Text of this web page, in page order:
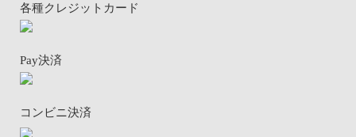
各種クレジットカード
Pay決済
コンビニ決済